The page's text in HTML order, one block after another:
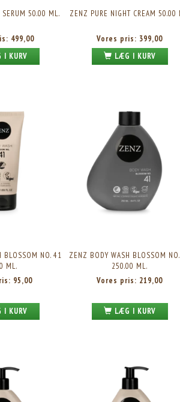
SERUM 50.00 ML.
499,00
I KURV
ZENZ PURE NIGHT CREAM 50.00
Vores pris: 399,00
LÆG I KURV
BLOSSOM NO. 41
ML.
95,00
I KURV
ZENZ BODY WASH BLOSSOM
250.00 ML.
Vores pris: 219,00
LÆG I KURV